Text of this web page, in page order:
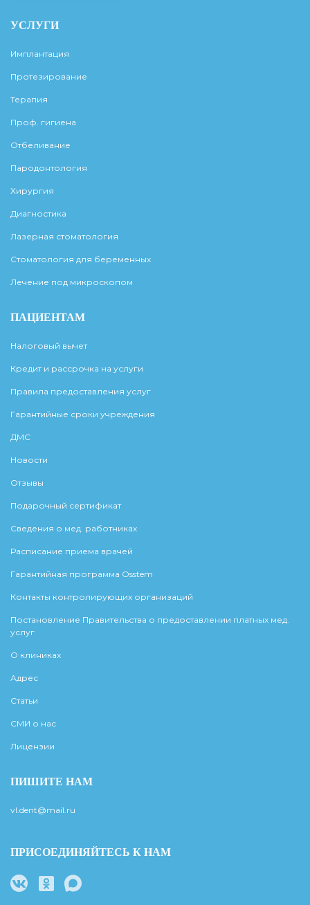
УСЛУГИ
Имплантация
Протезирование
Терапия
Проф. гигиена
Отбеливание
Пародонтология
Хирургия
Диагностика
Лазерная стоматология
Стоматология для беременных
Лечение под микроскопом
ПАЦИЕНТАМ
Налоговый вычет
Кредит и рассрочка на услуги
Правила предоставления услуг
Гарантийные сроки учреждения
ДМС
Новости
Отзывы
Подарочный сертификат
Сведения о мед. работниках
Расписание приема врачей
Гарантийная программа Osstem
Контакты контролирующих организаций
Постановление Правительства о предоставлении платных мед.
услуг
О клиниках
Адрес
Статьи
СМИ о нас
Лицензии
ПИШИТЕ НАМ
vl.dent@mail.ru
ПРИСОЕДИНЯЙТЕСЬ К НАМ